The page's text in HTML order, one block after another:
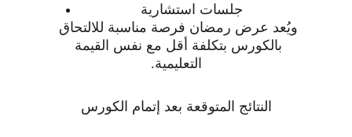
جلسات استشارية
ويُعد عرض رمضان فرصة مناسبة للالتحاق
بالكورس بتكلفة أقل مع نفس القيمة
التعليمية.
النتائج المتوقعة بعد إتمام الكورس